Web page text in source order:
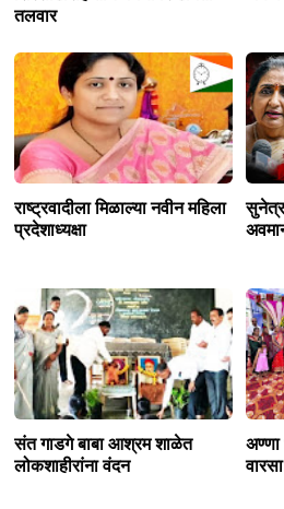
तलवार
राष्ट्रवादीला मिळाल्या नवीन महिला
प्रदेशाध्यक्षा
संत गाडगे बाबा आश्रम शाळेत
लोकशाहीरांना वंदन
अण्णा